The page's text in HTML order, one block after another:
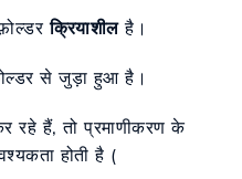
क्रियाशीलहै।
से जुड़ा हुआ है।
रहे हैं, तो प्रमाणीकरण के
होती है (